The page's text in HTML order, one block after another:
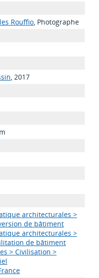
Rouffio, Photographe
, 2017
architecturales >
de bâtiment
architecturales >
de bâtiment
> Civilisation >